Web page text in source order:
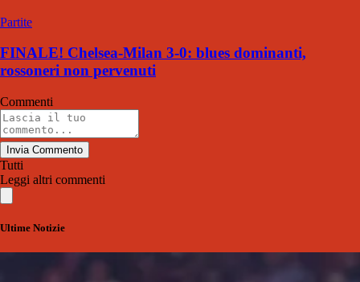
Partite
FINALE! Chelsea-Milan 3-0: blues dominanti,
rossoneri non pervenuti
Commenti
Invia Commento
Tutti
Leggi altri commenti
Ultime Notizie